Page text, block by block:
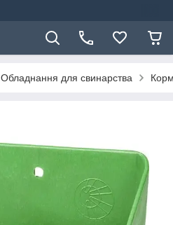
Обладнання для свинарства